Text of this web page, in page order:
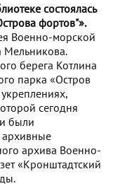
состоялась
фортов"».
Военно-морской
Мельникова.
берега Котлина
парка «Остров
сегодня
были
архива Военно-
«Кронштадтский